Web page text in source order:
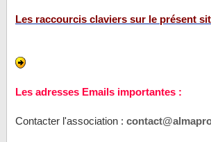
Les raccourcis claviers sur le présent
Les adresses Emails importantes :
Contacter l'association :